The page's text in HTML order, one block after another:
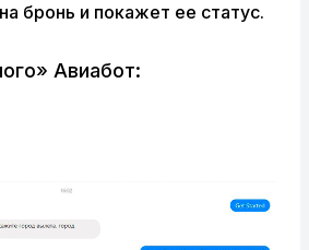
бронь и покажет ее статус.
Авиабот: